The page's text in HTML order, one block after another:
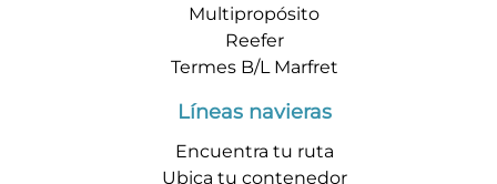
Multipropósito
Reefer
Termes B/L Marfret
Líneas navieras
Encuentra tu ruta
Ubica tu contenedor